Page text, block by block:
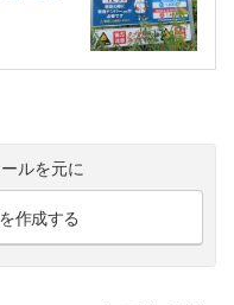
ルを元に
作成する